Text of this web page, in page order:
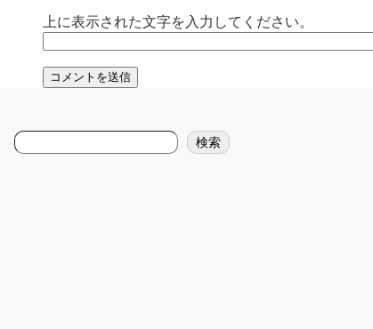
上に表示された文字を入力してください。
検
索
検索